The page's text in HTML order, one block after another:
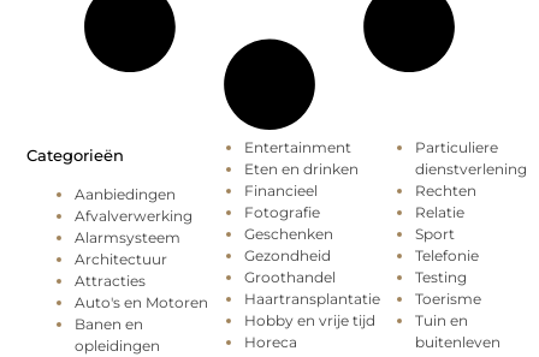
Categorieën
Aanbiedingen
Afvalverwerking
Alarmsysteem
Architectuur
Attracties
Auto's en Motoren
Banen en
opleidingen
Entertainment
Eten en drinken
Financieel
Fotografie
Geschenken
Gezondheid
Groothandel
Haartransplantatie
Hobby en vrije tijd
Horeca
Particuliere
dienstverlening
Rechten
Relatie
Sport
Telefonie
Testing
Toerisme
Tuin en
buitenleven